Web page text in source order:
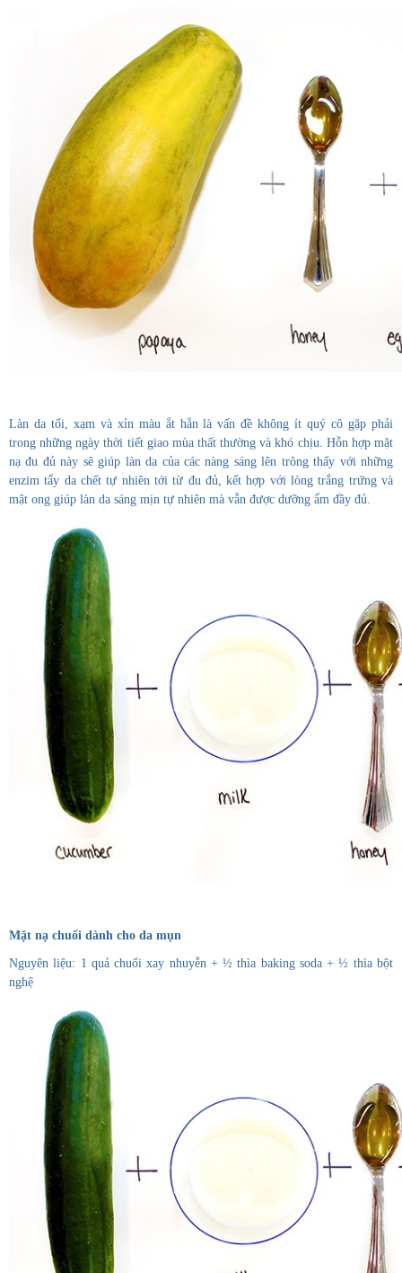
Làn da tối, xạm và xỉn màu ắt hẳn là vấn đề không ít quý cô gặp phải
trong những ngày thời tiết giao mùa thất thường và khó chịu. Hỗn hợp mặt
nạ đu đủ này sẽ giúp làn da của các nàng sáng lên trông thấy với những
enzim tẩy da chết tự nhiên tới từ đu đủ, kết hợp với lòng trắng trứng và
mật ong giúp làn da sáng mịn tự nhiên mà vẫn được dưỡng ẩm đầy đủ.
Mặt nạ chuối dành cho da mụn
Nguyên liệu: 1 quả chuối xay nhuyễn + ½ thìa baking soda + ½ thìa bột
nghệ